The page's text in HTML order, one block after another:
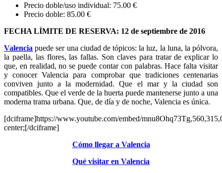
Precio doble/uso individual: 75.00 €
Precio doble: 85.00 €
FECHA LÍMITE DE RESERVA: 12 de septiembre de 2016
Valencia puede ser una ciudad de tópicos: la luz, la luna, la pólvora,
la paella, las flores, las fallas. Son claves para tratar de explicar lo
que, en realidad, no se puede contar con palabras. Hace falta visitar
y conocer Valencia para comprobar que tradiciones centenarias
conviven junto a la modernidad. Que el mar y la ciudad son
compatibles. Que el verde de la huerta puede mantenerse junto a una
moderna trama urbana. Que, de día y de noche, Valencia es única.
[dciframe]https://www.youtube.com/embed/
center;[/dciframe]
Cómo llegar a Valencia
Qué visitar en Valencia